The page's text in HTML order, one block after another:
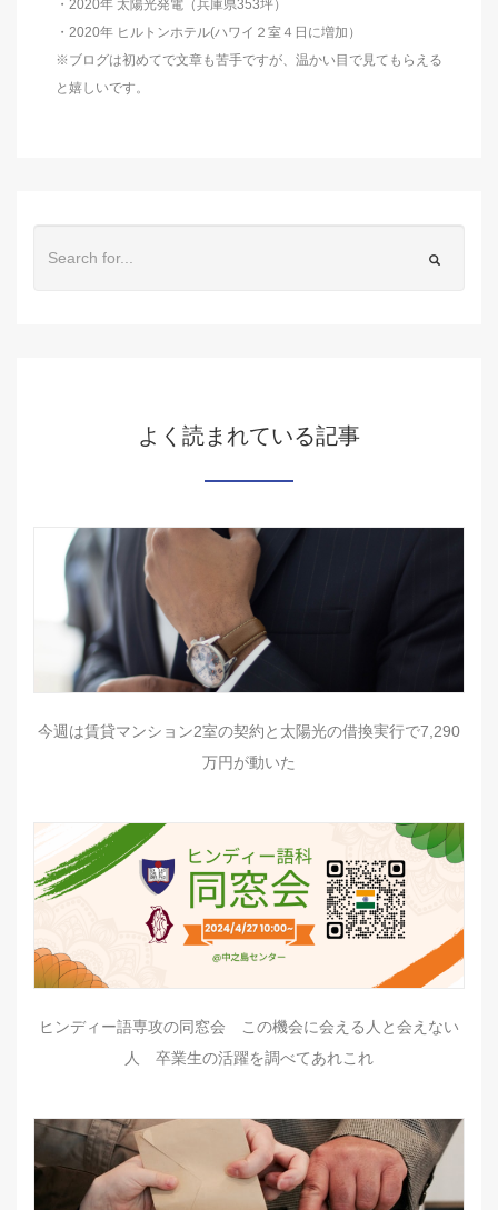
・2020年 太陽光発電（兵庫県353坪）
・2020年 ヒルトンホテル(ハワイ２室４日に増加）
※ブログは初めてで文章も苦手ですが、温かい目で見てもらえる
と嬉しいです。
よく読まれている記事
今週は賃貸マンション2室の契約と太陽光の借換実行で7,290
万円が動いた
ヒンディー語専攻の同窓会 この機会に会える人と会えない
人 卒業生の活躍を調べてあれこれ